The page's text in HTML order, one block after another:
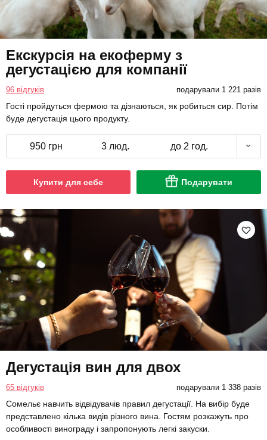
Екскурсія на екоферму з
дегустацією для компанії
96 відгуків подарували 1 221 разів
Гості пройдуться фермою та дізнаються, як робиться сир. Потім
буде дегустація цього продукту.
950 грн 3 люд. до 2 год.
Купити для себе Подарувати
Дегустація вин для двох
65 відгуків подарували 1 338 разів
Сомельє навчить відвідувачів правил дегустації. На вибір буде
представлено кілька видів різного вина. Гостям розкажуть про
особливості винограду і запропонують легкі закуски.